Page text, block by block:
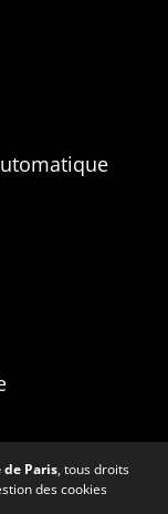
Paris, tous droits
des cookies